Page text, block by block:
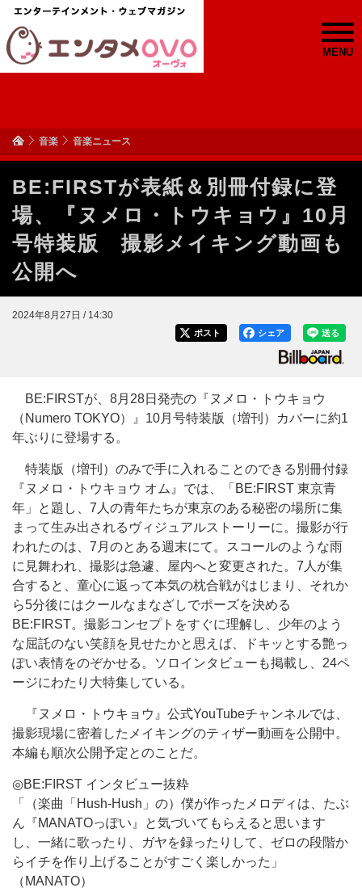
MENU
音楽 音楽ニュース
BE:FIRSTが表紙＆別冊付録に登
場、『ヌメロ・トウキョウ』10月
号特装版 撮影メイキング動画も
公開へ
2024年8月27日 / 14:30
送る
シェア
ポスト
BE:FIRSTが、8月28日発売の『ヌメロ・トウキョウ
（Numero TOKYO）』10月号特装版（増刊）カバーに約1
年ぶりに登場する。
特装版（増刊）のみで手に入れることのできる別冊付録
『ヌメロ・トウキョウ オム』では、「BE:FIRST 東京青
年」と題し、7人の青年たちが東京のある秘密の場所に集
まって生み出されるヴィジュアルストーリーに。撮影が行
われたのは、7月のとある週末にて。スコールのような雨
に見舞われ、撮影は急遽、屋内へと変更された。7人が集
合すると、童心に返って本気の枕合戦がはじまり、それか
ら5分後にはクールなまなざしでポーズを決める
BE:FIRST。撮影コンセプトをすぐに理解し、少年のよう
な屈託のない笑顔を見せたかと思えば、ドキッとする艶っ
ぽい表情をのぞかせる。ソロインタビューも掲載し、24ペ
ージにわたり大特集している。
『ヌメロ・トウキョウ』公式YouTubeチャンネルでは、
撮影現場に密着したメイキングのティザー動画を公開中。
本編も順次公開予定とのことだ。
◎BE:FIRST インタビュー抜粋
「（楽曲「Hush-Hush」の）僕が作ったメロディは、たぶ
ん『MANATOっぽい』と気づいてもらえると思います
し、一緒に歌ったり、ガヤを録ったりして、ゼロの段階か
らイチを作り上げることがすごく楽しかった」
（MANATO）